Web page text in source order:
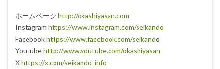
ホームページ http://okashiyasan.com
Instagram https://www.instagram.com/seikando
Facebookhttps://www.facebook.com/seikando
Youtubehttp://www.youtube.com/okashiyasan
Xhttps://x.com/seikando_info